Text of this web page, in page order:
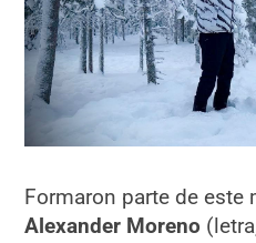
Formaron parte de
Alexander Moreno